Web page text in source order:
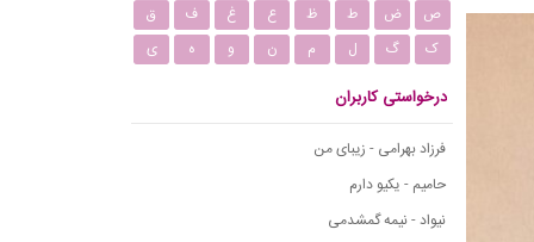
ص
ض ط ظ ع غ ف
ق
ک
گ ل م ن و ه ی
درخواستی کاربران
فرزاد بهرامی - زیبای من
حامیم - یکیو دارم
نیواد - نیمه گمشدمی